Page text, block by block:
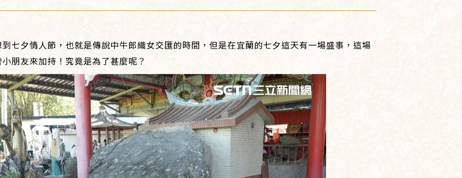
七夕情人節，也就是傳說中牛郎織女交匯的時間，但是在宜蘭的七夕這天有一場盛事，這場
朋友來加持！究竟是為了甚麼呢？